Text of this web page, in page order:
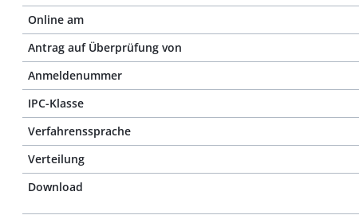
Online am
Antrag auf Überprüfung von
Anmeldenummer
IPC-Klasse
Verfahrenssprache
Verteilung
Download